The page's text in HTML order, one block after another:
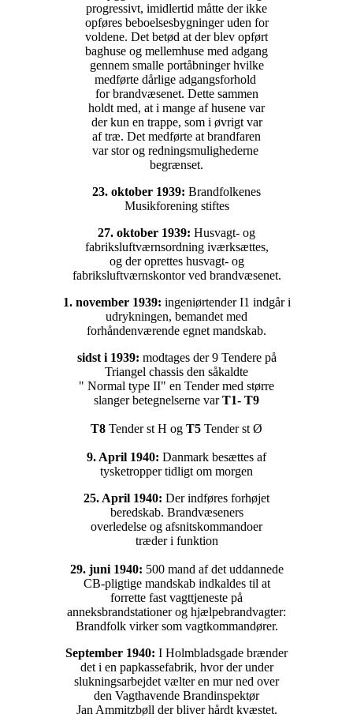
progressivt, imidlertid måtte der ikke
opføres beboelsesbygninger uden for
voldene. Det betød at der blev opført
baghuse og mellemhuse med adgang
gennem smalle portåbninger hvilke
medførte dårlige adgangsforhold
for brandvæsenet. Dette sammen
holdt med, at i mange af husene var
der kun en trappe, som i øvrigt var
af træ. Det medførte at brandfaren
var stor og redningsmulighederne
begrænset.
23. oktober 1939: Brandfolkenes
Musikforening stiftes
27. oktober 1939: Husvagt- og
fabriksluftværnsordning iværksættes,
og der oprettes husvagt- og
fabriksluftværnskontor ved brandvæsenet.
1. november 1939: ingeniørtender I1 indgår i
udrykningen, bemandet med
forhåndenværende egnet mandskab.
sidst i 1939: modtages der 9 Tendere på
Triangel chassis den såkaldte
" Normal type II" en Tender med større
slanger betegnelserne varT1- T9
T8 Tender st H og T5 Tender st Ø
9. April 1940: Danmark besættes af
tysketropper tidligt om morgen
25. April 1940: Der indføres forhøjet
beredskab. Brandvæseners
overledelse og afsnitskommandoer
træder i funktion
29. juni 1940: 500 mand af det uddannede
CB-pligtige mandskab indkaldes til at
forrette fast vagttjeneste på
anneksbrandstationer og hjælpebrandvagter:
Brandfolk virker som vagtkommandører.
September 1940: I Holmbladsgade brænder
det i en papkassefabrik, hvor der under
slukningsarbejdet vælter en mur ned over
den Vagthavende Brandinspektør
Jan Ammitzbøll der bliver hårdt kvæstet.